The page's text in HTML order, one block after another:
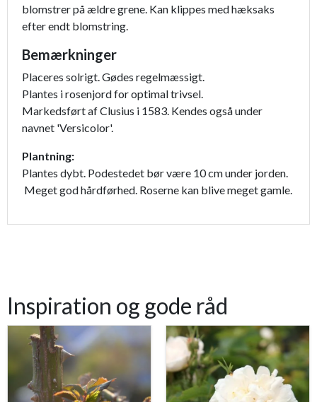
blomstrer på ældre grene. Kan klippes med hæksaks
efter endt blomstring.
Bemærkninger
Placeres solrigt. Gødes regelmæssigt.
Plantes i rosenjord for optimal trivsel.
Markedsført af Clusius i 1583. Kendes også under
navnet 'Versicolor'.
Plantning:
Plantes dybt. Podestedet bør være 10 cm under jorden.
Meget god hårdførhed. Roserne kan blive meget gamle.
Inspiration og gode råd